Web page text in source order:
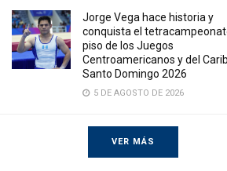
Jorge Vega hace historia y
conquista el
piso de los Juegos
Centroamericanos y del
Santo Domingo 2026
5 DE AGOSTO DE 2026
VER MÁS